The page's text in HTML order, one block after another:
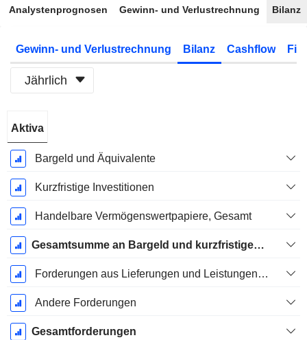
Analystenprognosen Gewinn- und Verlustrechnung Bilanz
Gewinn- und Verlustrechnung Bilanz Cashflow
Jährlich
Geschäftsjahres:
Dezember
Aktiva
Bargeld und Äquivalente
Kurzfristige Investitionen
Handelbare Vermögenswertpapiere, Gesamt
Gesamtsumme an Bargeld und kurzfristigen Investitionen
Forderungen aus Lieferungen und Leistungen, Gesamt
Andere Forderungen
Gesamtforderungen